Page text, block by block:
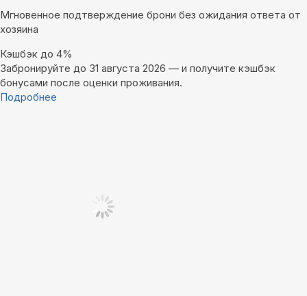
Мгновенное подтверждение брони без ожидания ответа от
хозяина
Кэшбэк до 4%
Забронируйте до 31 августа 2026 — и получите кэшбэк
бонусами после оценки проживания.
Подробнее